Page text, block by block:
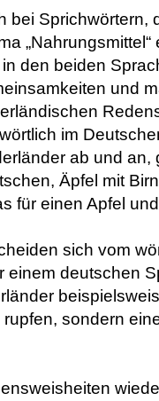
bei Sprichwörtern,
den beiden
und
im
ab und an,
Äpfel mit
für einen Apfel
sich vom
einem deutschen
sondern